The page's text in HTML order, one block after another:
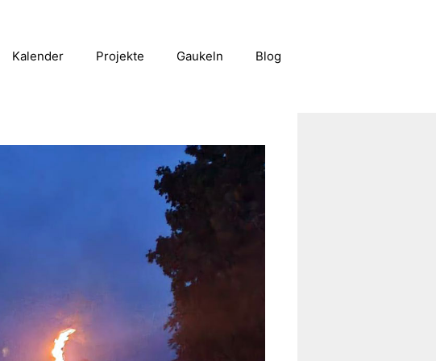
Kalender Projekte Gaukeln Blog